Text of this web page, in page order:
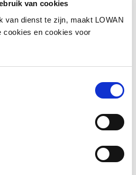
van cookies
van dienst te zijn, maakt LOWAN
cookies en cookies voor
laptops en tablets, maar
handschriftonderwijs de
druk is komen te staan, met
lager en lopen het risico